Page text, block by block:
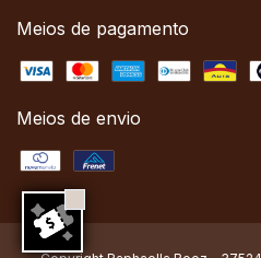
Meios de pagamento
Meios de envio